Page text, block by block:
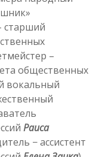
старший
–
общественных
вокальный
Раиса
− ассистент